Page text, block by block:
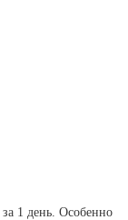
1 день. Особенно